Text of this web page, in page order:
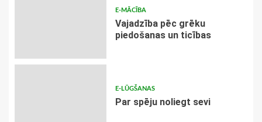
E-MĀCĪBA
Vajadzība pēc grēku
piedošanas un ticības
E-LŪGŠANAS
Par spēju noliegt sevi